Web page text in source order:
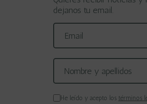
dejanos tu email.
He leído y acepto los términos